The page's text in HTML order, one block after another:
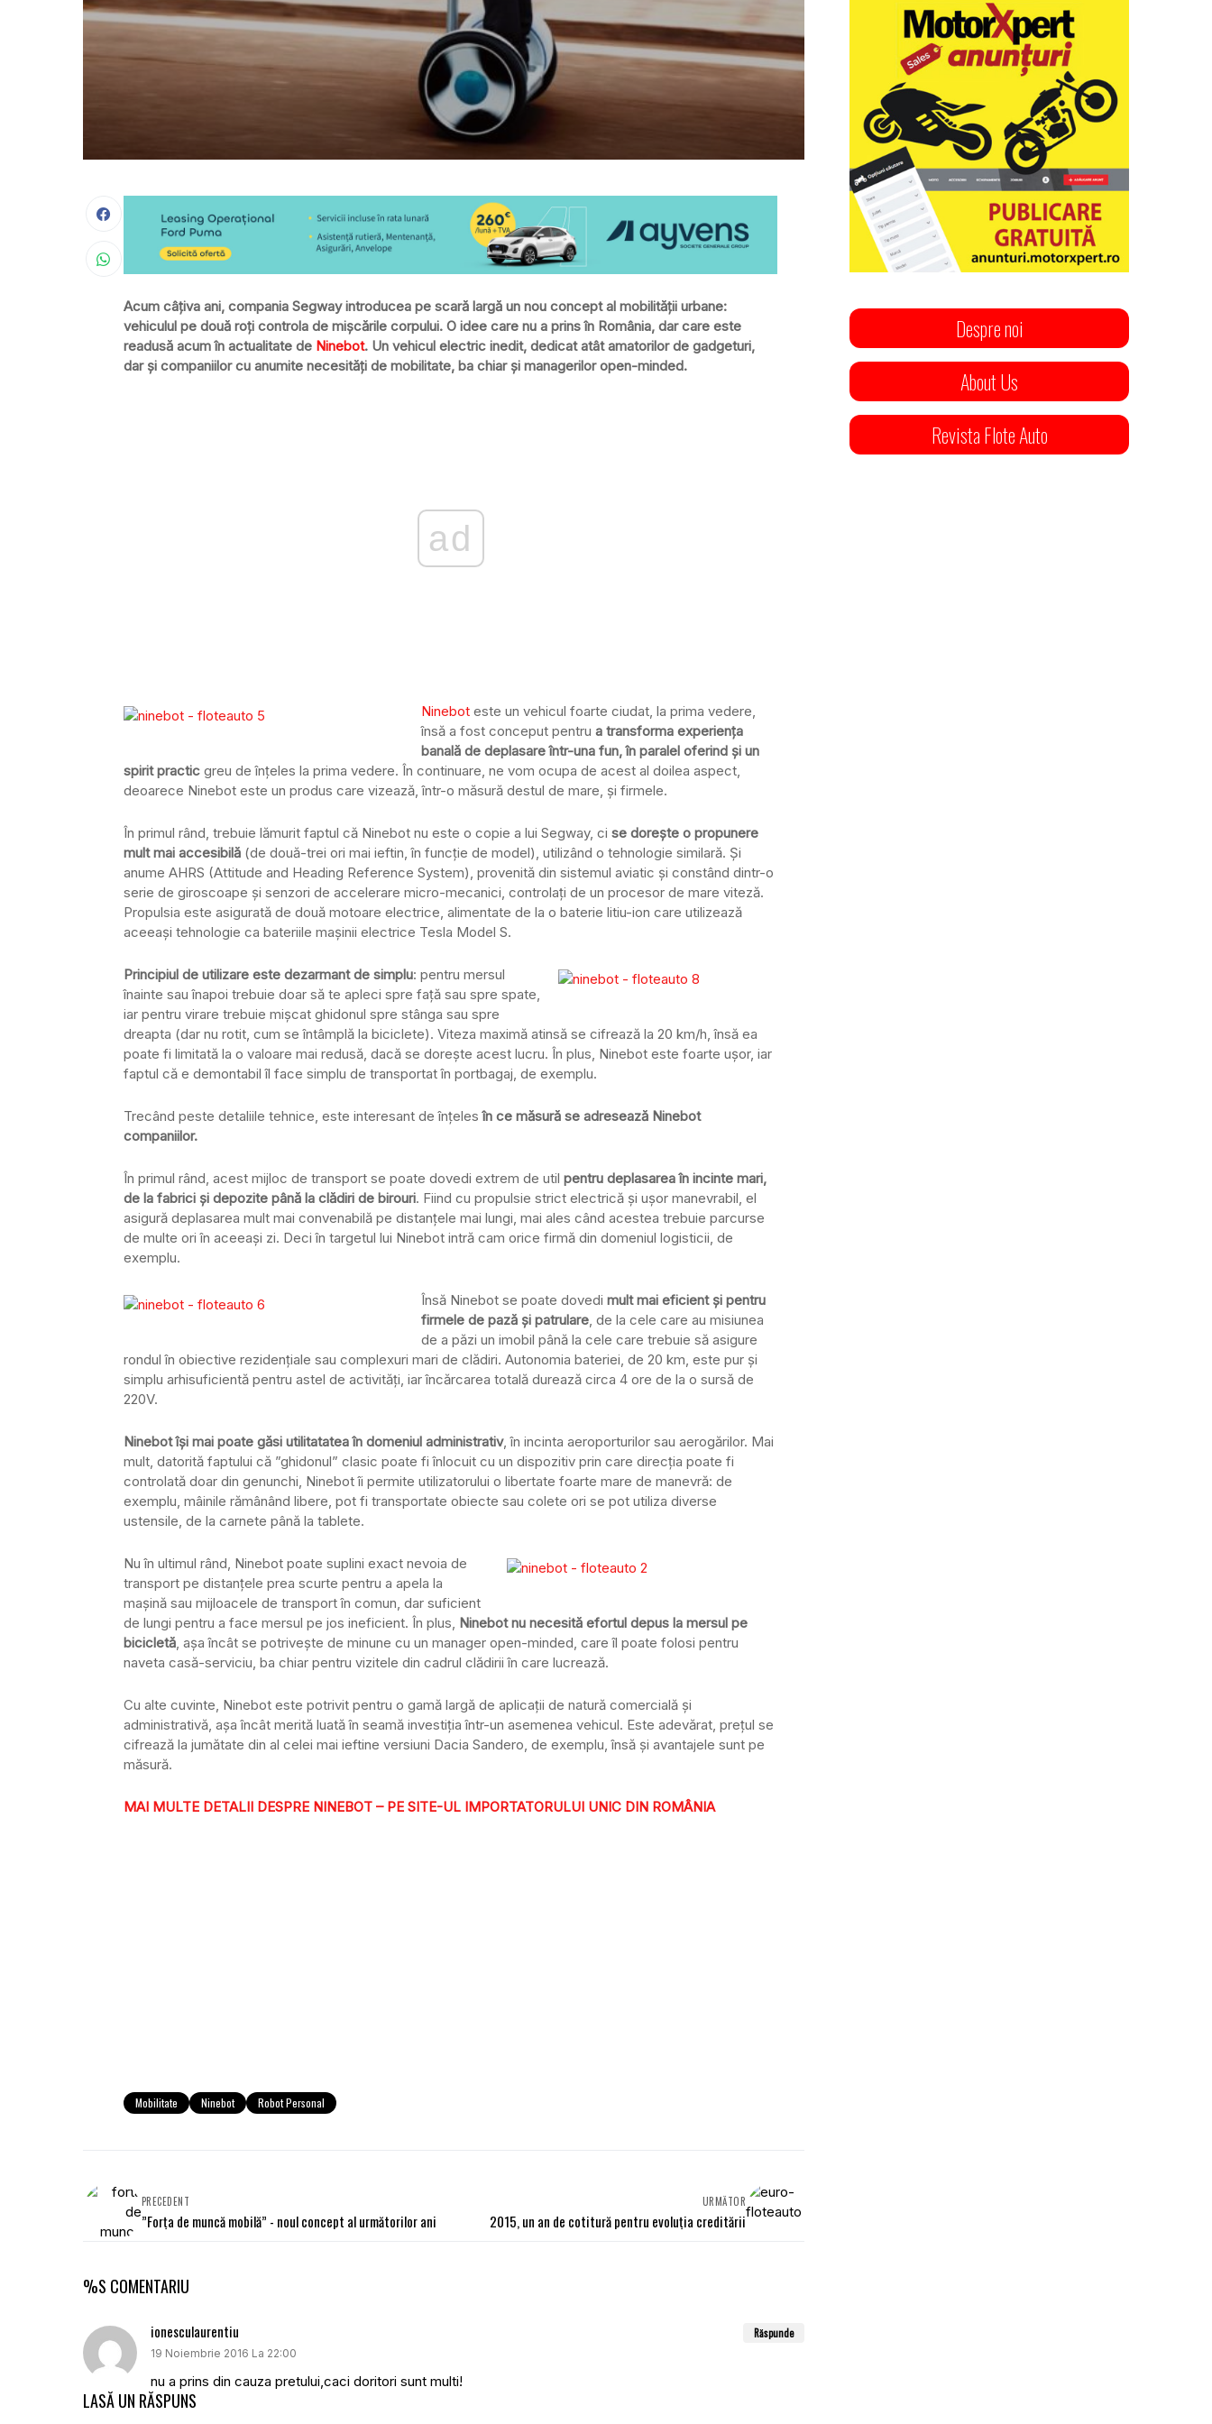
Acum câțiva ani, compania Segway introducea pe scară largă un nou concept al mobilității urbane:
vehiculul pe două roți controla de mișcările corpului. O idee care nu a prins în România, dar care este
readusă acum în actualitate de Ninebot. Un vehicul electric inedit, dedicat atât amatorilor de gadgeturi,
dar și companiilor cu anumite necesități de mobilitate, ba chiar și managerilor open-minded.
ad
Ninebot este un vehicul foarte ciudat, la prima vedere,
însă a fost conceput pentru a transforma experiența
banală de deplasare într-una fun, în paralel oferind și un
spirit practic greu de înțeles la prima vedere. În continuare, ne vom ocupa de acest al doilea aspect,
deoarece Ninebot este un produs care vizează, într-o măsură destul de mare, și firmele.
În primul rând, trebuie lămurit faptul că Ninebot nu este o copie a lui Segway, ci se dorește o propunere
mult mai accesibilă (de două-trei ori mai ieftin, în funcție de model), utilizând o tehnologie similară. Și
anume AHRS (Attitude and Heading Reference System), provenită din sistemul aviatic și constând dintr-o
serie de giroscoape și senzori de accelerare micro-mecanici, controlați de un procesor de mare viteză.
Propulsia este asigurată de două motoare electrice, alimentate de la o baterie litiu-ion care utilizează
aceeași tehnologie ca bateriile mașinii electrice Tesla Model S.
Principiul de utilizare este dezarmant de simplu: pentru mersul
înainte sau înapoi trebuie doar să te apleci spre față sau spre spate,
iar pentru virare trebuie mișcat ghidonul spre stânga sau spre
dreapta (dar nu rotit, cum se întâmplă la biciclete). Viteza maximă atinsă se cifrează la 20 km/h, însă ea
poate fi limitată la o valoare mai redusă, dacă se dorește acest lucru. În plus, Ninebot este foarte ușor, iar
faptul că e demontabil îl face simplu de transportat în portbagaj, de exemplu.
Trecând peste detaliile tehnice, este interesant de înțelesîn ce măsură se adresează Ninebot
companiilor.
În primul rând, acest mijloc de transport se poate dovedi extrem de util pentru deplasarea în incinte mari,
de la fabrici și depozite până la clădiri de birouri. Fiind cu propulsie strict electrică și ușor manevrabil, el
asigură deplasarea mult mai convenabilă pe distanțele mai lungi, mai ales când acestea trebuie parcurse
de multe ori în aceeași zi. Deci în targetul lui Ninebot intră cam orice firmă din domeniul logisticii, de
exemplu.
Însă Ninebot se poate dovedi mult mai eficient și pentru
firmele de pază și patrulare, de la cele care au misiunea
de a păzi un imobil până la cele care trebuie să asigure
rondul în obiective rezidențiale sau complexuri mari de clădiri. Autonomia bateriei, de 20 km, este pur și
simplu arhisuficientă pentru astel de activități, iar încărcarea totală durează circa 4 ore de la o sursă de
220V.
Ninebot își mai poate găsi utilitatatea în domeniul administrativ, în incinta aeroporturilor sau aerogărilor. Mai
mult, datorită faptului că ”ghidonul” clasic poate fi înlocuit cu un dispozitiv prin care direcția poate fi
controlată doar din genunchi, Ninebot îi permite utilizatorului o libertate foarte mare de manevră: de
exemplu, mâinile rămânând libere, pot fi transportate obiecte sau colete ori se pot utiliza diverse
ustensile, de la carnete până la tablete.
Nu în ultimul rând, Ninebot poate suplini exact nevoia de
transport pe distanțele prea scurte pentru a apela la
mașină sau mijloacele de transport în comun, dar suficient
de lungi pentru a face mersul pe jos ineficient. În plus, Ninebot nu necesită efortul depus la mersul pe
bicicletă, așa încât se potrivește de minune cu un manager open-minded, care îl poate folosi pentru
naveta casă-serviciu, ba chiar pentru vizitele din cadrul clădirii în care lucrează.
Cu alte cuvinte, Ninebot este potrivit pentru o gamă largă de aplicații de natură comercială și
administrativă, așa încât merită luată în seamă investiția într-un asemenea vehicul. Este adevărat, prețul se
cifrează la jumătate din al celei mai ieftine versiuni Dacia Sandero, de exemplu, însă și avantajele sunt pe
măsură.
MAI MULTE DETALII DESPRE NINEBOT – PE SITE-UL IMPORTATORULUI UNIC DIN ROMÂNIA
Mobilitate Ninebot Robot Personal
PRECEDENT
”Forța de muncă mobilă” - noul concept al următorilor ani
URMĂTOR
2015, un an de cotitură pentru evoluţia creditării
%S COMENTARIU
ionesculaurentiu
19 Noiembrie 2016 La 22:00
nu a prins din cauza pretului,caci doritori sunt multi!
Răspunde
LASĂ UN RĂSPUNS
Despre noi
About Us
Revista Flote Auto